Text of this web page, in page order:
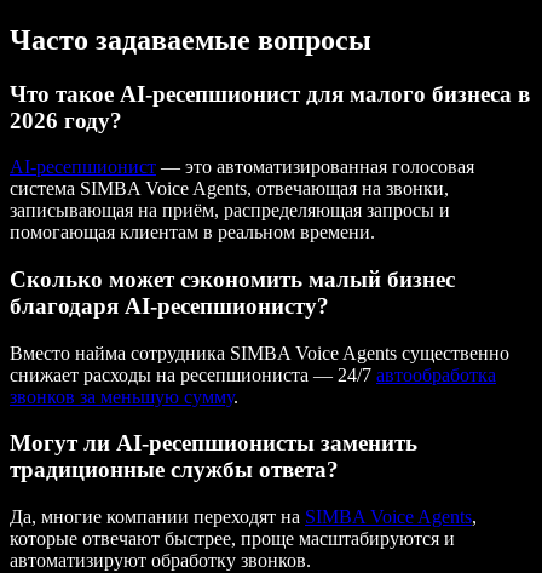
Часто задаваемые вопросы
Что такое AI-ресепшионист для малого бизнеса в
2026 году?
AI-ресепшионист — это автоматизированная голосовая
система SIMBA Voice Agents, отвечающая на звонки,
записывающая на приём, распределяющая запросы и
помогающая клиентам в реальном времени.
Сколько может сэкономить малый бизнес
благодаря AI-ресепшионисту?
Вместо найма сотрудника SIMBA Voice Agents существенно
снижает расходы на ресепшиониста — 24/7 автообработка
звонков за меньшую сумму.
Могут ли AI-ресепшионисты заменить
традиционные службы ответа?
Да, многие компании переходят на SIMBA Voice Agents,
которые отвечают быстрее, проще масштабируются и
автоматизируют обработку звонков.